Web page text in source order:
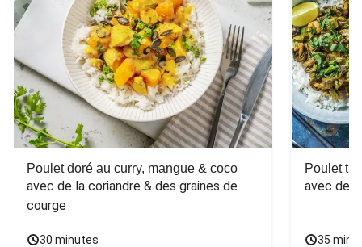
Poulet doré au curry, mangue & coco
avec de la coriandre & des graines de
courge
30 minutes
Poulet
avec des
35